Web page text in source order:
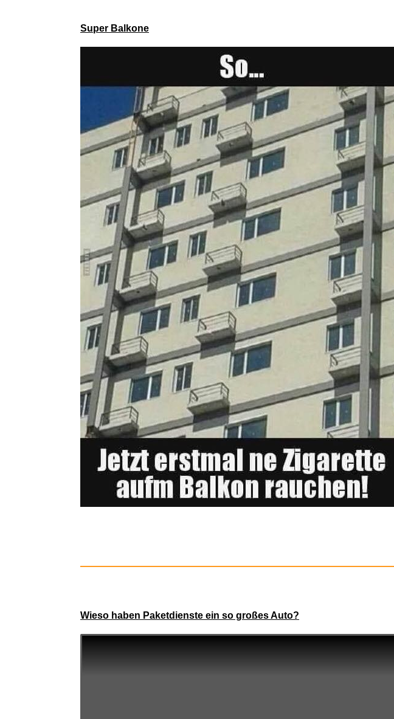
Legend of Kay Anniversary Ed. ...
Anzeige
ABCs of The Solar System and
Anzeige
Reclams Universal-
Super Balkone
Wieso haben Paketdienste ein so großes Auto?